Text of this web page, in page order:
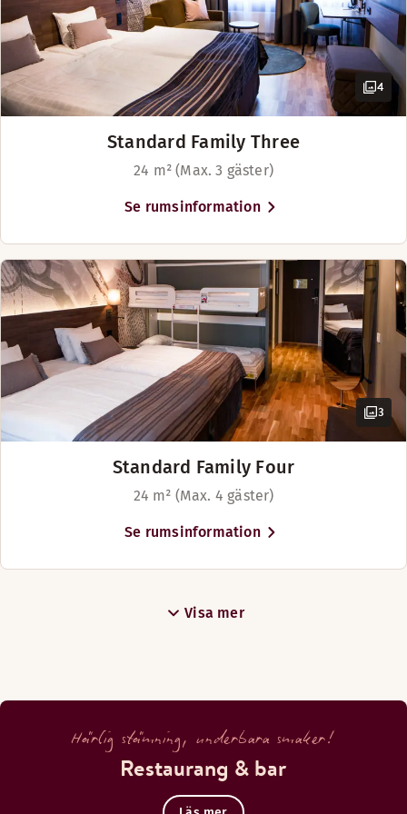
4
Standard Family Three
24 m² (Max. 3 gäster)
Se rumsinformation
3
Standard Family Four
24 m² (Max. 4 gäster)
Se rumsinformation
Visa mer
Härlig stämning, underbara smaker!
Restaurang & bar